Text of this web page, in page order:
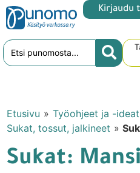
Kirjaudu
Etusivu » Työohjeet ja -ideat
Sukat, tossut, jalkineet »
Sukat: